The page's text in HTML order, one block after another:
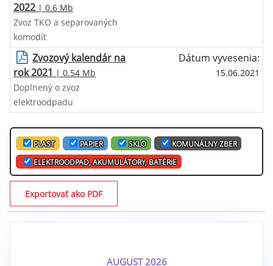
2022 | 0.6 Mb
Zvoz TKO a separovaných
komodít
Zvozový kalendár na
rok 2021 | 0.54 Mb
Dátum vyvesenia:
15.06.2021
Doplnený o zvoz
elektroodpadu
PLAST PAPIER SKLO
KOMUNÁLNY ZBER
ELEKTROODPAD, AKUMULÁTORY, BATÉRIE
Exportovať ako PDF
AUGUST 2026